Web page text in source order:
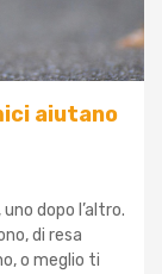
aiutano
dopo l’altro.
di resa
o meglio ti